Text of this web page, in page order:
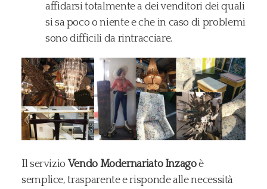
affidarsi totalmente a dei venditori dei quali
si sa poco o niente e che in caso di problemi
sono difficili da rintracciare.
Il servizioVendo Modernariato Inzagoè
semplice, trasparente e risponde alle necessità